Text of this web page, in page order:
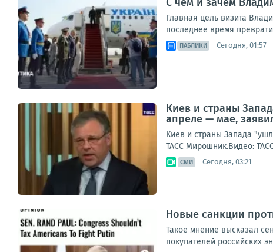
Главная цель визита
последнее время
ПАБЛИКИ Сегодня, 01:57
Киев и страны
апреле — мае,
Киев и страны Запада
ТАСС Мирошник.Видео:
СМИ Сегодня, 03:21
Новые санкции
Такое мнение высказал
покупателей российских